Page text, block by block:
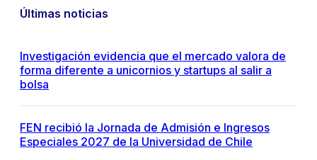
Últimas noticias
Investigación evidencia que el mercado valora de
forma diferente a unicornios y startups al salir a
bolsa
FEN recibió la Jornada de Admisión e Ingresos
Especiales 2027 de la Universidad de Chile